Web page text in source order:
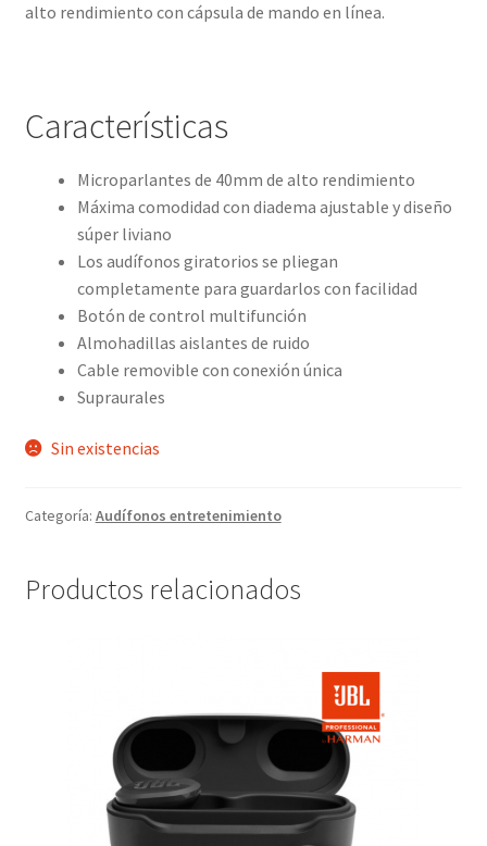
alto rendimiento con cápsula de mando en línea.
Características
Microparlantes de 40mm de alto rendimiento
Máxima comodidad con diadema ajustable y diseño
súper liviano
Los audífonos giratorios se pliegan
completamente para guardarlos con facilidad
Botón de control multifunción
Almohadillas aislantes de ruido
Cable removible con conexión única
Supraurales
Sin existencias
Categoría: Audífonos entretenimiento
Productos relacionados